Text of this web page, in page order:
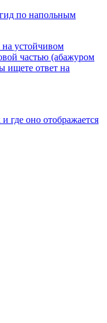
по напольным
устойчивом
частью (абажуром
ищете ответ на
где оно отображается